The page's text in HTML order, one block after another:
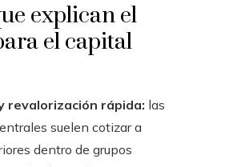
explican el
el capital
revalorización rápida: las
suelen cotizar a
dentro de grupos